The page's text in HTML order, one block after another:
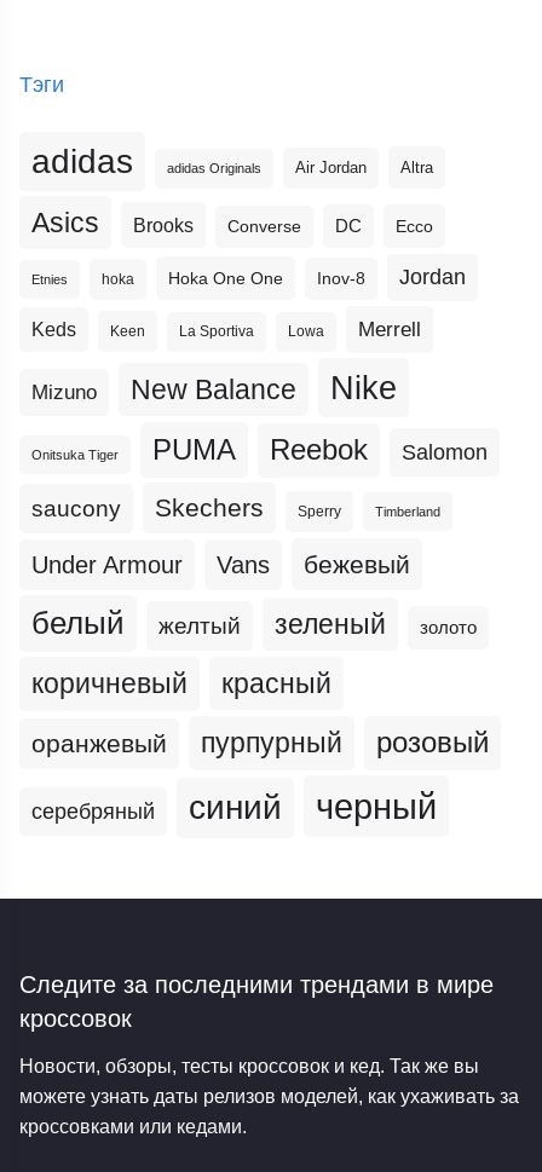
Тэги
adidas adidas Originals Air Jordan Altra
Asics Brooks Converse DC Ecco
Etnies hoka Hoka One One Inov-8 Jordan
Keds Keen La Sportiva Lowa Merrell
Mizuno New Balance Nike
Onitsuka Tiger PUMA Reebok Salomon
saucony Skechers Sperry Timberland
Under Armour Vans бежевый
белый желтый зеленый золото
коричневый красный
оранжевый пурпурный розовый
серебряный синий черный
Следите за последними трендами в мире
кроссовок
Новости, обзоры, тесты кроссовок и кед. Так же вы
можете узнать даты релизов моделей, как ухаживать за
кроссовками или кедами.